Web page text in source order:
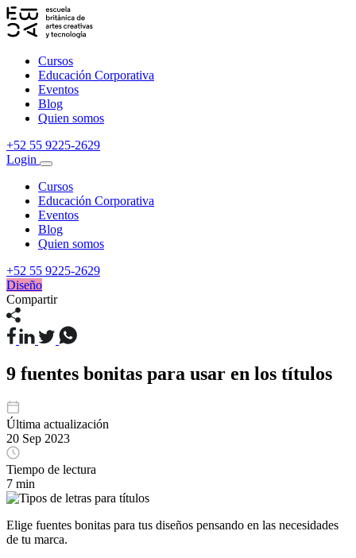
Cursos
Educación Corporativa
Eventos
Blog
Quien somos
+52 55 9225-2629
Login
Cursos
Educación Corporativa
Eventos
Blog
Quien somos
+52 55 9225-2629
Diseño
Compartir
9 fuentes bonitas para usar en los títulos
Última actualización
20 Sep 2023
Tiempo de lectura
7 min
Elige fuentes bonitas para tus diseños pensando en las necesidades
de tu marca.